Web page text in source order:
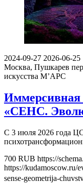
2024-09-27 2026-06-25
Москва, Пушкарев
искусства М’АРС
Иммерсивная
«СЕНС.
С 3 июля 2026 года
700 RUB https://
https://kudamoscow.ru/
sense-geometrija-